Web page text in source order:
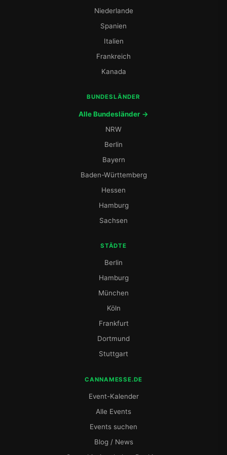
Niederlande
Spanien
Italien
Frankreich
Kanada
BUNDESLÄNDER
Alle Bundesländer →
NRW
Berlin
Bayern
Baden-Württemberg
Hessen
Hamburg
Sachsen
STÄDTE
Berlin
Hamburg
München
Köln
Frankfurt
Dortmund
Stuttgart
CANNAMESSE.DE
Event-Kalender
Alle Events
Events suchen
Blog / News